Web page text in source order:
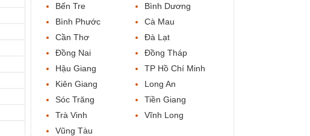
Bến Tre
Bình Dương
Bình Phước
Cà Mau
Cần Thơ
Đà Lạt
Đồng Nai
Đồng Tháp
Hậu Giang
TP Hồ Chí Minh
Kiên Giang
Long An
Sóc Trăng
Tiền Giang
Trà Vinh
Vĩnh Long
Vũng Tàu